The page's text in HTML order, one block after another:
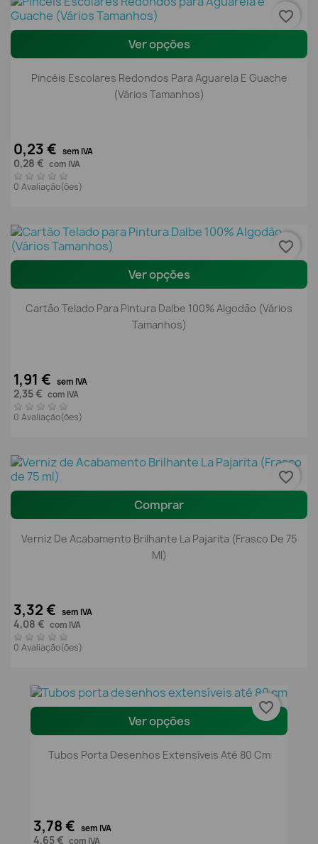
Ver opções
Pincéis Escolares Redondos Para Aguarela E Guache
(Vários Tamanhos)
0,23 € sem IVA
0,28 € com IVA
0 Avaliação(ões)
favorite_border
Ver opções
Cartão Telado Para Pintura Dalbe 100% Algodão (Vários
Tamanhos)
1,91 € sem IVA
2,35 € com IVA
0 Avaliação(ões)
favorite_border
Comprar
Verniz De Acabamento Brilhante La Pajarita (Frasco De 75
Ml)
3,32 € sem IVA
4,08 € com IVA
0 Avaliação(ões)
favorite_border
Ver opções
Tubos Porta Desenhos Extensíveis Até 80 Cm
3,78 € sem IVA
4,65 € com IVA
favorite_border